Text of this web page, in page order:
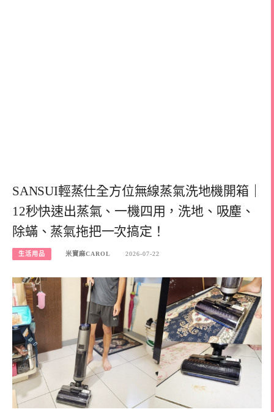
SANSUI輕蒸仕全方位無線蒸氣洗地機開箱｜
12秒快速出蒸氣、一機四用，洗地、吸塵、
除蟎、蒸氣拖把一次搞定！
生活用品 米寶麻CAROL 2026-07-22